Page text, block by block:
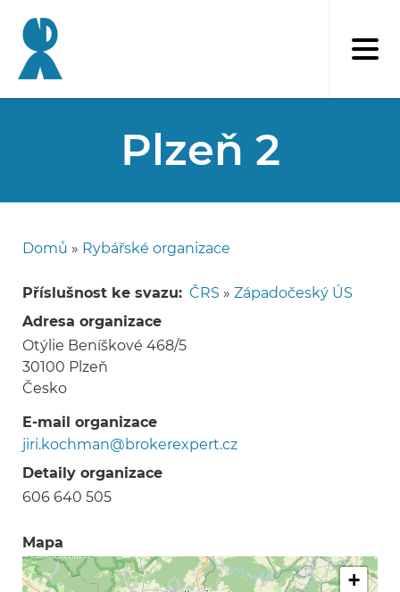
hlavnímu
obsahu
Plzeň 2
Drobečková
navigace
Domů Rybářské organizace
Příslušnost ke svazu ČRS » Západočeský ÚS
Adresa organizace
Otýlie Beníškové 468/5
30100 Plzeň
Česko
E-mail organizace
jiri.kochman@brokerexpert.cz
Detaily organizace
606 640 505
Mapa
+